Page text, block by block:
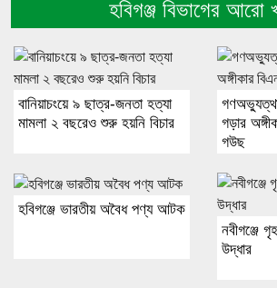
হবিগঞ্জ বিভাগের আরো
বানিয়াচংয়ে ৯ ছাত্র-জনতা হত্যা
মামলা ২ বছরেও শুরু হয়নি বিচার
গড়ার
গউছ
হবিগঞ্জে ভারতীয় অবৈধ পণ্য আটক
নবীগঞ্জে
উদ্ধার